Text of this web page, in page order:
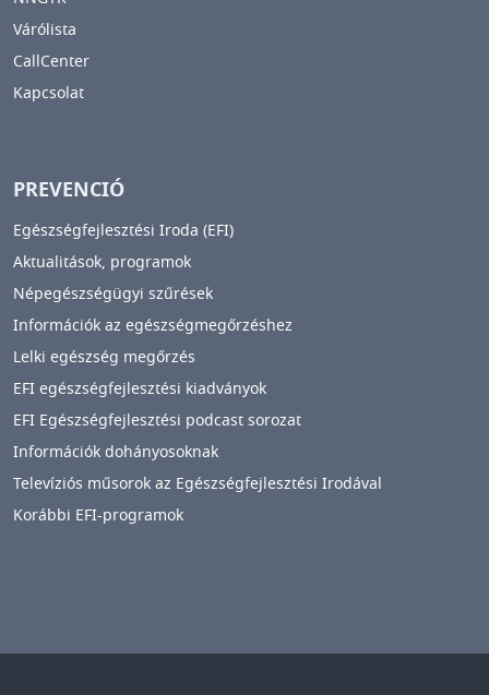
Várólista
CallCenter
Kapcsolat
PREVENCIÓ
Egészségfejlesztési Iroda (EFI)
Aktualitások, programok
Népegészségügyi szűrések
Információk az egészségmegőrzéshez
Lelki egészség megőrzés
EFI egészségfejlesztési kiadványok
EFI Egészségfejlesztési podcast sorozat
Információk dohányosoknak
Televíziós műsorok az Egészségfejlesztési Irodával
Korábbi EFI-programok